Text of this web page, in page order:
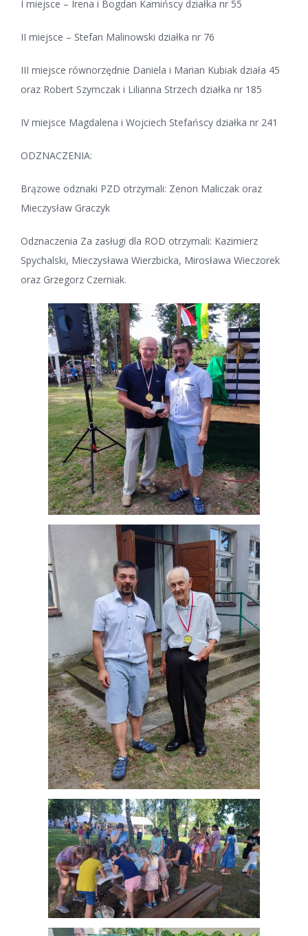
I miejsce – Irena i Bogdan Kamińscy działka nr 55
II miejsce – Stefan Malinowski działka nr 76
III miejsce równorzędnie Daniela i Marian Kubiak działa 45
oraz Robert Szymczak i Lilianna Strzech działka nr 185
IV miejsce Magdalena i Wojciech Stefańscy działka nr 241
ODZNACZENIA:
Brązowe odznaki PZD otrzymali: Zenon Maliczak oraz
Mieczysław Graczyk
Odznaczenia Za zasługi dla ROD otrzymali: Kazimierz
Spychalski, Mieczysława Wierzbicka, Mirosława Wieczorek
oraz Grzegorz Czerniak.